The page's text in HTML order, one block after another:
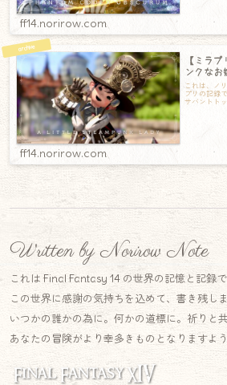
ff14.norirow.com
【ミラ
ンクなお
これは、ノ
プリの記録
サバントト
ーブ【手】
ff14.norirow.com
Written by Norirow Note
これは Final Fantasy 14 の世界の記憶と記録で
この世界に感謝の気持ちを込めて、書き残しま
いつかの誰かの為に。何かの道標に。祈りと共
あなたの冒険がより幸多きものとなりますよう